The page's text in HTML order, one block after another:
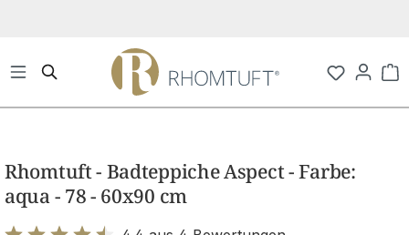
Rhomtuft - Badteppiche Aspect - Farbe:
aqua - 78 - 60x90 cm